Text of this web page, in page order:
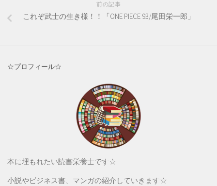
前の記事
これぞ武士の生き様！！「ONE PIECE 93/尾田栄一郎」
☆プロフィール☆
本に埋もれたい読書栄養士です☆
小説やビジネス書、マンガの紹介していきます☆